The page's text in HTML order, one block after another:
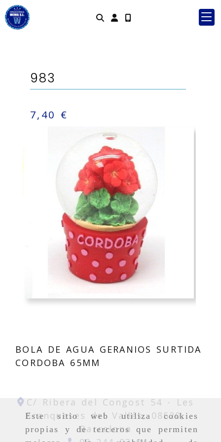
Este sitio web utiliza cookies
propias y de terceros que permiten
Identifícate
983
7,40 €
BOLA DE AGUA GERANIOS SURTIDA
CORDOBA 65MM
C/ Ribera del Congost 54 -
Les
Franqueses del Vallés, 08520,
Barcelona